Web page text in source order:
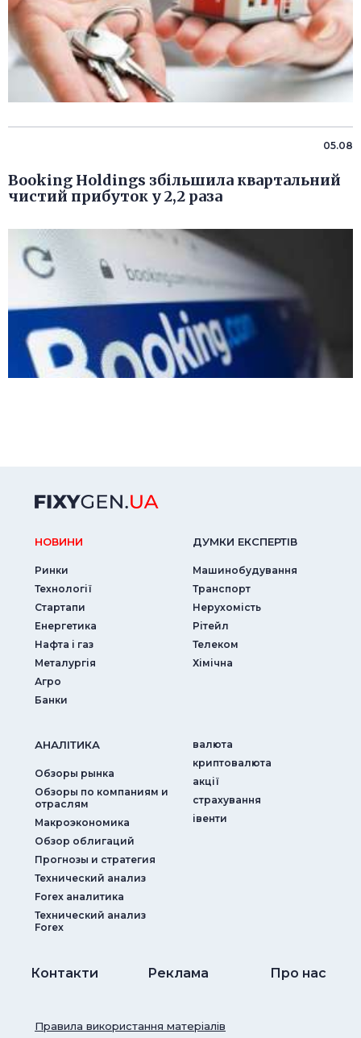
05.08
Booking Holdings збільшила квартальний
чистий прибуток у 2,2 раза
НОВИНИ
Ринки
Технології
Стартапи
Енергетика
Нафта і газ
Металургія
Агро
Банки
ДУМКИ ЕКСПЕРТIВ
Машинобудування
Транспорт
Нерухомість
Рітейл
Телеком
Хімічна
АНАЛIТИКА
Обзоры рынка
Обзоры по компаниям и
отраслям
Макроэкономика
Обзор облигаций
Прогнозы и стратегия
Технический анализ
Forex аналитика
Технический анализ
Forex
валюта
криптовалюта
акції
страхування
iвенти
Контакти Реклама Про нас
Правила використання матеріалів